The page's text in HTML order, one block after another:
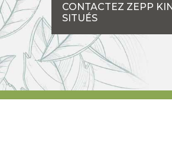
CONTACTEZ ZEPP
SITUÉS